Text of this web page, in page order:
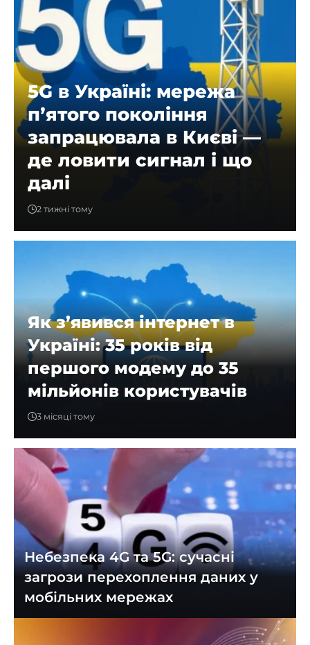
5G в Україні: мережа
пʼятого покоління
запрацювала в Києві —
де ловити сигнал і що
далі
2 тижні тому
Як з’явився інтернет в
Україні: 35 років від
першого модему до 35
мільйонів користувачів
3 місяці тому
Небезпека 4G та 5G: сучасні
загрози перехоплення даних у
мобільних мережах